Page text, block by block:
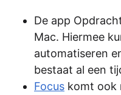
De app
Mac. Hiermee
automatiseren
bestaat al een
Focus komt ook